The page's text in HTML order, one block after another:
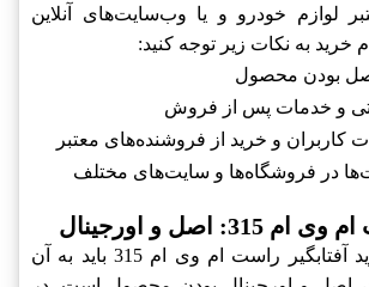
لوازم خودرو و یا وب‌سایت‌های آنلاین
خرید به نکات زیر توجه کنید:
بودن محصول
و خدمات پس از فروش
کاربران و خرید از فروشنده‌های معتبر
در فروشگاه‌ها و سایت‌های مختلف
اصل و اورجینال
نکته‌ای که در خرید آفتابگیر راست ام وی ام 315 باید به آن